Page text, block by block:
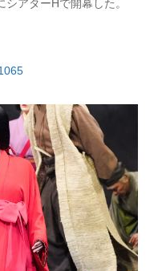
アターHで開幕した。